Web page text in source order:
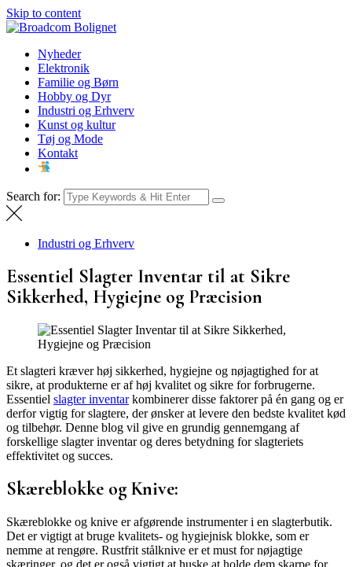
Skip to content
Broadcom Bolignet
NyhederNyheder
Elektronik
Familie og Børn
Hobby og Dyr
Industri og Erhverv
Kunst og kultur
Tøj og Mode
Kontakt
Search for:
Industri og Erhverv
Essentiel Slagter Inventar til at Sikre
Sikkerhed, Hygiejne og Præcision
Et slagteri kræver høj sikkerhed, hygiejne og nøjagtighed for at
sikre, at produkterne er af høj kvalitet og sikre for forbrugerne.
Essentiel slagter inventarkombinerer disse faktorer på én gang og er
derfor vigtig for slagtere, der ønsker at levere den bedste kvalitet kød
og tilbehør. Denne blog vil give en grundig gennemgang af
forskellige slagter inventar og deres betydning for slagteriets
effektivitet og succes.
Skæreblokke og Knive:
Skæreblokke og knive er afgørende instrumenter i en slagterbutik.
Det er vigtigt at bruge kvalitets- og hygiejnisk blokke, som er
nemme at rengøre. Rustfrit stålknive er et must for nøjagtige
skæringer, og det er også vigtigt at huske at holde dem skarpe for